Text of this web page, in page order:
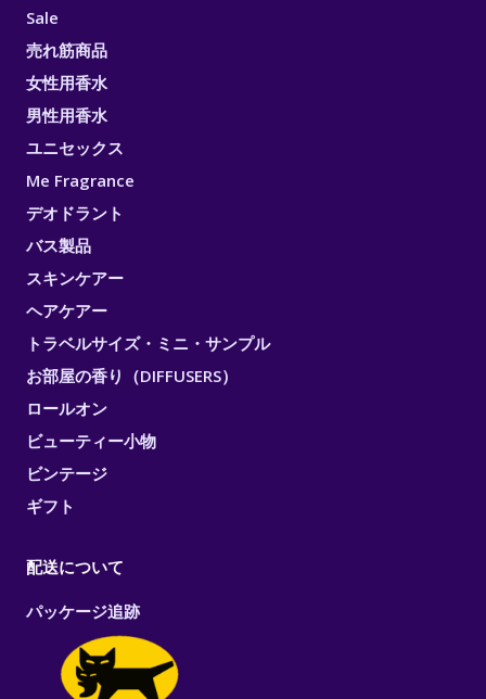
Sale
売れ筋商品
女性用香水
男性用香水
ユニセックス
Me Fragrance
デオドラント
バス製品
スキンケアー
ヘアケアー
トラベルサイズ・ミニ・サンプル
お部屋の香り（DIFFUSERS）
ロールオン
ビューティー小物
ビンテージ
ギフト
配送について
パッケージ追跡